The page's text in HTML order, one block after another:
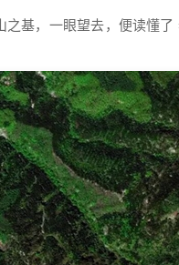
之基，一眼望去，便读懂